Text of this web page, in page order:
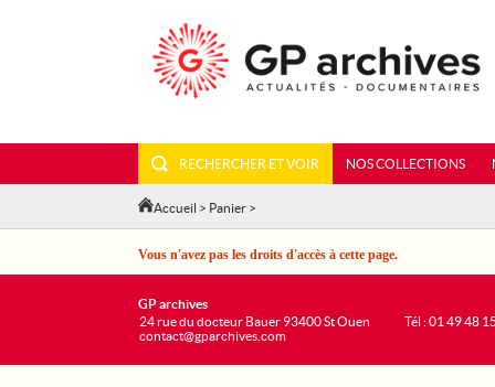
RECHERCHER ET VOIR NOS COLLECTIONS
Accueil > Panier >
Vous n'avez pas les droits d'accès à cette page.
GP archives
24 rue du docteur Bauer 93400 St Ouen
contact@gparchives.com
Tél : 01 49 48